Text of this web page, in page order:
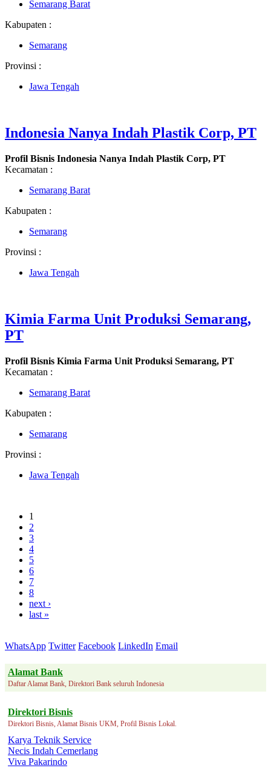
Semarang Barat
Kabupaten :
Semarang
Provinsi :
Jawa Tengah
Indonesia Nanya Indah Plastik Corp, PT
Profil Bisnis Indonesia Nanya Indah Plastik Corp, PT
Kecamatan :
Semarang Barat
Kabupaten :
Semarang
Provinsi :
Jawa Tengah
Kimia Farma Unit Produksi Semarang,
PT
Profil Bisnis Kimia Farma Unit Produksi Semarang, PT
Kecamatan :
Semarang Barat
Kabupaten :
Semarang
Provinsi :
Jawa Tengah
1
2
3
4
5
6
7
8
next ›
last »
WhatsApp Twitter Facebook LinkedIn Email
Alamat Bank
Daftar Alamat Bank, Direktori Bank seluruh Indonesia
Direktori Bisnis
Direktori Bisnis, Alamat Bisnis UKM, Profil Bisnis Lokal.
Karya Teknik Service
Necis Indah Cemerlang
Viva Pakarindo